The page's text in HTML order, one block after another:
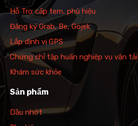
Hỗ Trợ cấp tem, phù hiệu
Đăng ký Grab, Be, Gojek
Lắp định vị GPS
Chứng chỉ tập huấn nghiệp vụ vận tải
Khám sức khỏe
Sản phẩm
Dầu nhớt